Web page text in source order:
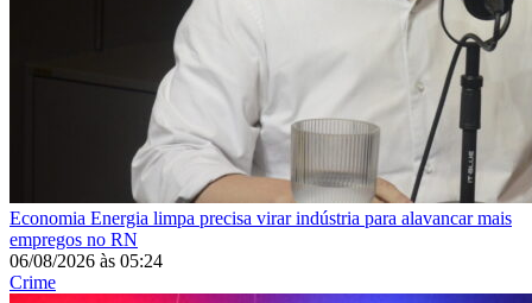
Economia Energia limpa precisa virar indústria para alavancar mais
empregos no RN
06/08/2026 às 05:24
Crime